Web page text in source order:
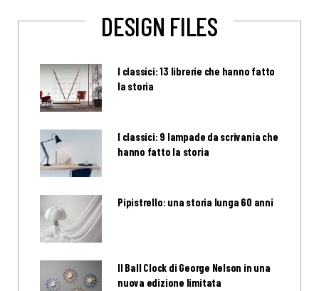
DESIGN FILES
I classici: 13 librerie che hanno fatto
la storia
I classici: 9 lampade da scrivania che
hanno fatto la storia
Pipistrello: una storia lunga 60 anni
Il Ball Clock di George Nelson in una
nuova edizione limitata